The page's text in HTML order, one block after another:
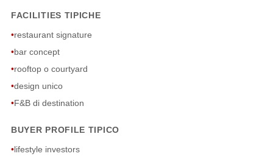
FACILITIES TIPICHE
•restaurant signature
•bar concept
•rooftop o courtyard
•design unico
•F&B di destination
BUYER PROFILE TIPICO
•lifestyle investors